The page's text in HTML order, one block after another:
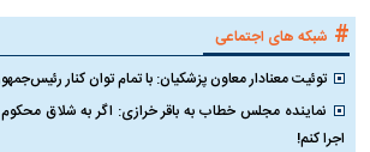
# شبکه های اجتماعی
توئیت معنادار معاون پزشکیان: با تمام توان کنار
نماینده مجلس خطاب به باقر خرازی: اگر به شلاق
اجرا کنم!